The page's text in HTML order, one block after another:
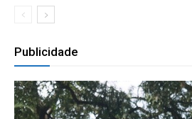
Publicidade